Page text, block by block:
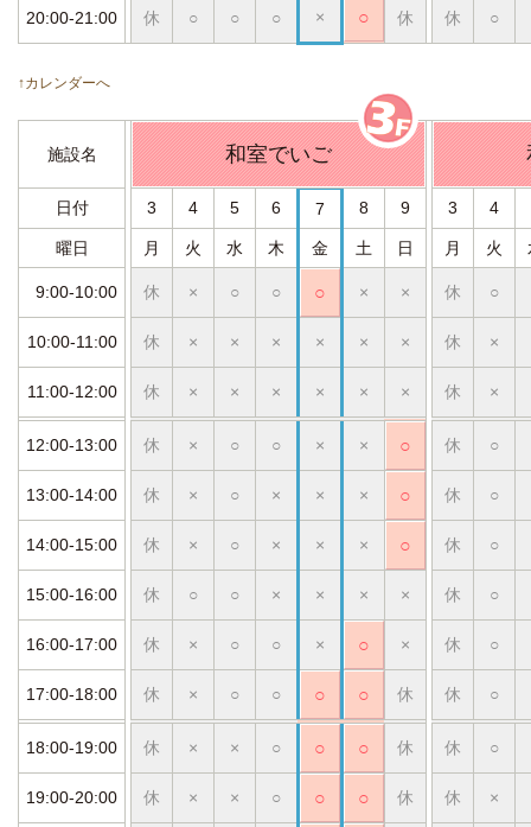
20:00-21:00 休 ○ ○ ○ × ○ 休 休 ○
↑カレンダーへ
施設名 和室でいご
日付 3 4 5 6 7 8 9 3 4
曜日 月 火 水 木 金 土 日 月 火
9:00-10:00 休 × ○ ○ ○ × × 休 ○
10:00-11:00 休 × × × × × × 休 ×
11:00-12:00 休 × × × × × × 休 ×
12:00-13:00 休 × ○ ○ × × ○ 休 ○
13:00-14:00 休 × ○ × × × ○ 休 ○
14:00-15:00 休 × ○ × × × ○ 休 ○
15:00-16:00 休 ○ ○ × × × × 休 ○
16:00-17:00 休 × ○ ○ × ○ × 休 ○
17:00-18:00 休 × ○ ○ ○ ○ 休 休 ○
18:00-19:00 休 × × ○ ○ ○ 休 休 ○
19:00-20:00 休 × × ○ ○ ○ 休 休 ×